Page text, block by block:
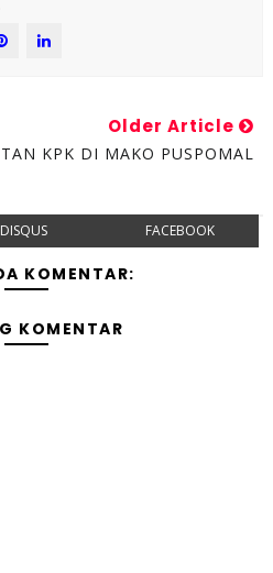
Older Article
KPK DI MAKO PUSPOMAL
DISQUS FACEBOOK
KOMENTAR:
KOMENTAR